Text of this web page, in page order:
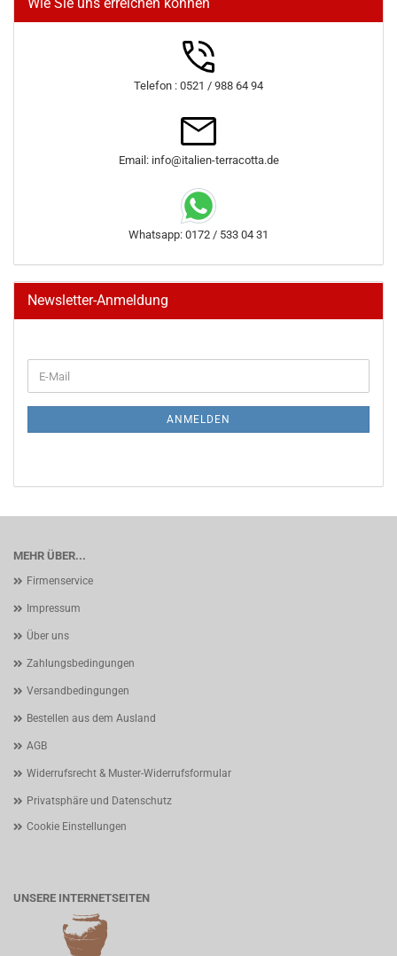
Telefon : 0521 / 988 64 94
Email: info@italien-terracotta.de
Whatsapp: 0172 / 533 04 31
Newsletter-Anmeldung
ZUR
E-
Mail
ANMELDEN
MEHR ÜBER...
Firmenservice
Impressum
Über uns
Zahlungsbedingungen
Versandbedingungen
Bestellen aus dem Ausland
AGB
Widerrufsrecht & Muster-Widerrufsformular
Privatsphäre und Datenschutz
Cookie Einstellungen
UNSERE INTERNETSEITEN